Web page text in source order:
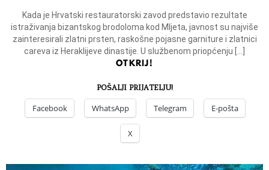
Kada je Hrvatski restauratorski zavod predstavio rezultate
istraživanja bizantskog brodoloma kod Mljeta, javnost su najviše
zainteresirali zlatni prsten, raskošne pojasne garniture i zlatnici
careva iz Heraklijeve dinastije. U službenom priopćenju […]
OTKRIJ!
POŠALJI PRIJATELJU!
Facebook WhatsApp Telegram E-pošta
X